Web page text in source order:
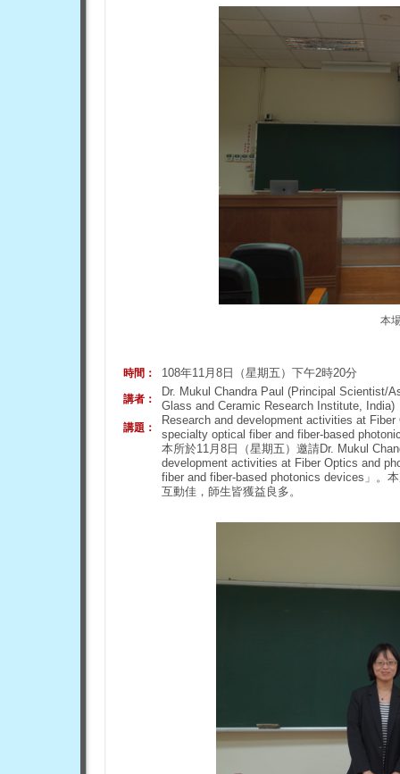
本
時間： 108年11月8日（星期五）下午2時20分
講者：
Dr. Mukul Chandra Paul (Principal Scientist/
Glass and Ceramic Research Institute, India)
講題：
Research and development activities at
specialty optical fiber and fiber-based
本所於11月8日（星期五）邀請Dr. Mukul
development activities at Fiber Optics and
fiber and fiber-based photonics devices」。
互動佳，師生皆獲益良多。